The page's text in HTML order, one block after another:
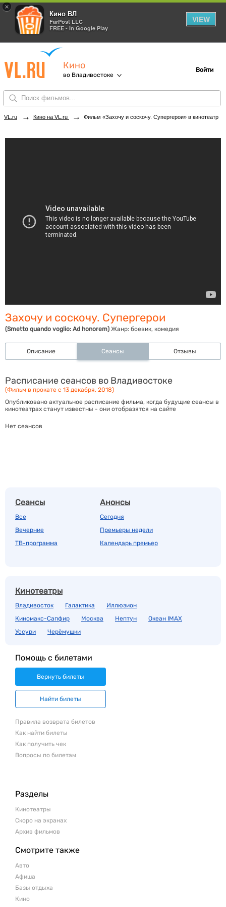
×
Кино ВЛ
FarPost LLC
FREE - In Google Play
VIEW
Кино
во Владивостоке
Войти
VL.ru → Кино на VL.ru → Фильм «Захочу и соскочу. Супергерои» в кинотеатрах Владивостока. Купить билеты!
Захочу и соскочу. Супергерои
(Smetto quando voglio: Ad honorem) Жанр: боевик, комедия
Описание Сеансы Отзывы
Расписание сеансов во Владивостоке
(Фильм в прокате с 13 декабря, 2018)
Опубликовано актуальное расписание фильма, когда будущие сеансы в
кинотеатрах станут известны - они отобразятся на сайте
Нет сеансов
Сеансы
Все
Вечерние
ТВ-программа
Анонсы
Сегодня
Премьеры недели
Календарь премьер
Кинотеатры
Владивосток Галактика
Иллюзион
Киномакс-Сапфир
Москва Нептун
Океан IMAX
Уссури
Черёмушки
Помощь с билетами
Вернуть билеты
Найти билеты
Правила возврата билетов
Как найти билеты
Как получить чек
Вопросы по билетам
Разделы
Кинотеатры
Скоро на экранах
Архив фильмов
Смотрите также
Авто
Афиша
Базы отдыха
Кино